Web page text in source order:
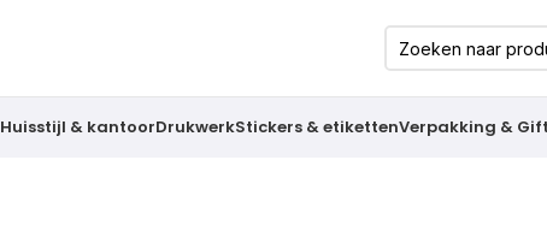
Huisstijl & kantoorDrukwerkStickers & etikettenVerpakking &